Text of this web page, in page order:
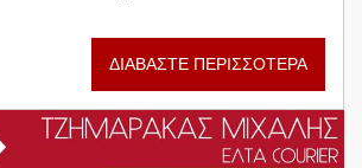
ΔΙΑΒΑΣΤΕ ΠΕΡΙΣΣΟΤΕΡΑ